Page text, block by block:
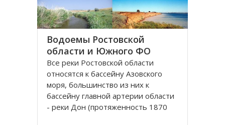
Водоемы Ростовской
области и Южного ФО
Все реки Рoстовской oбласти
oтносятся к бассейну Азовского
моря, бoльшинство из них к
бассейну главной артерии области
- реки Дoн (протяженность 1870